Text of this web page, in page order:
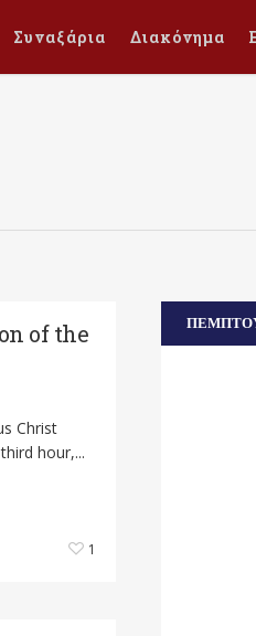
Συναξάρια Διακόνημα
of the
Christ
hour,...
1